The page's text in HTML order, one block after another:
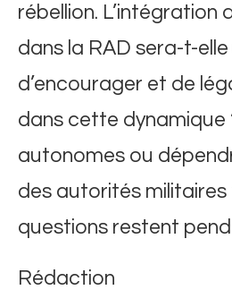
rébellion. L’intégration
dans la RAD sera-t-
d’encourager et de
dans cette dynamique
autonomes ou
des autorités militaires
questions restent
Rédaction